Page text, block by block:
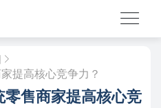
提高核心竞争力？
售商家提高核心竞